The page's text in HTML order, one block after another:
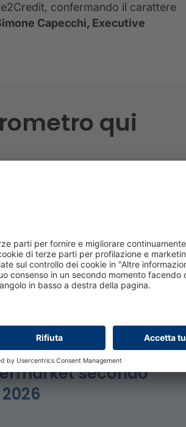
confermando il carattere
Capecchi, Executive
qui
PRESTITI 23
CRIF –
secondo